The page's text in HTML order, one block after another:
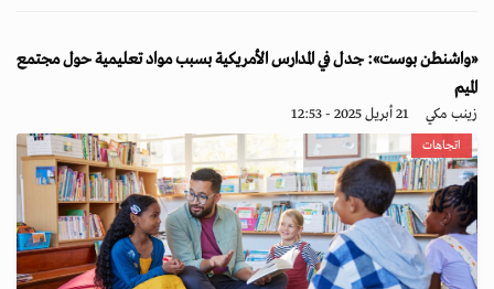
«واشنطن بوست»: جدل في المدارس الأمريكية بسبب مواد تعليمية حول مجتمع
الميم
زينب مكي 21 أبريل 2025 - 12:53
اتجاهات